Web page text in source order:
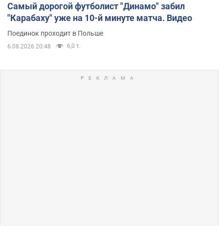
Самый дорогой футболист "Динамо" забил
"Карабаху" уже на 10-й минуте матча. Видео
Поединок проходит в Польше
6.08.2026 20:48 6,0 т.